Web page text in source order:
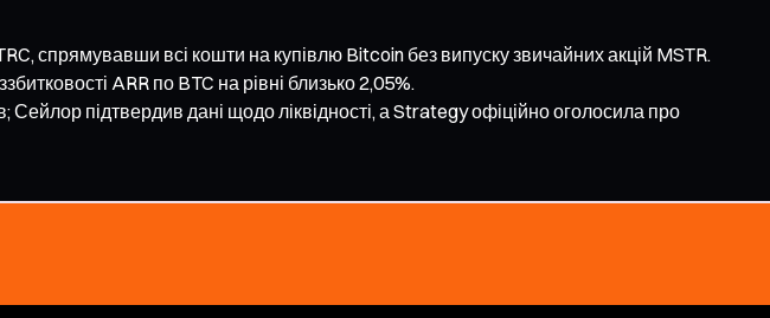
спрямувавши всі кошти на купівлю Bitcoin без випуску звичайних акцій MSTR.
ARR по BTC на рівні близько 2,05%.
підтвердив дані щодо ліквідності, а Strategy офіційно оголосила про